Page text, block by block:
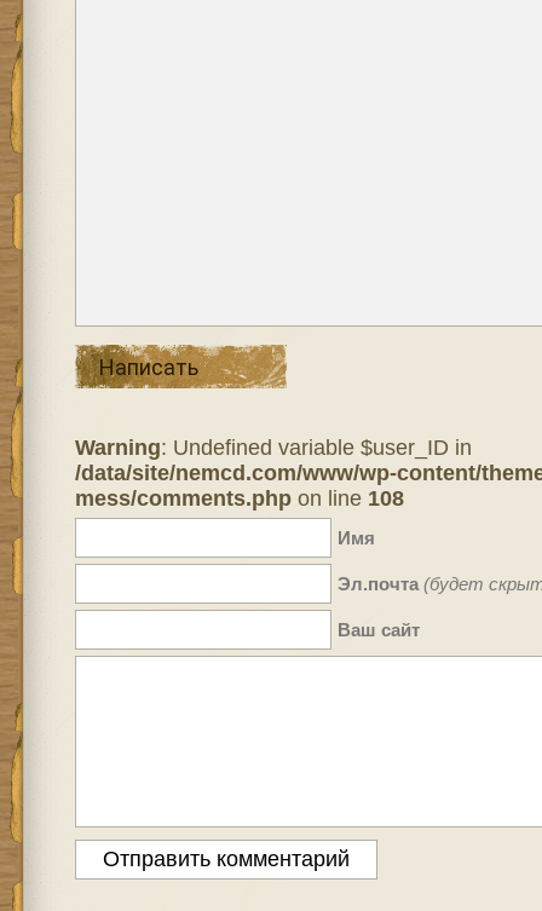
Написать
Warning: Undefined variable $user_ID in
/data/site/nemcd.com/www/wp-content/
mess/comments.phpon line 108
Имя
Эл.почта (будет
Ваш сайт